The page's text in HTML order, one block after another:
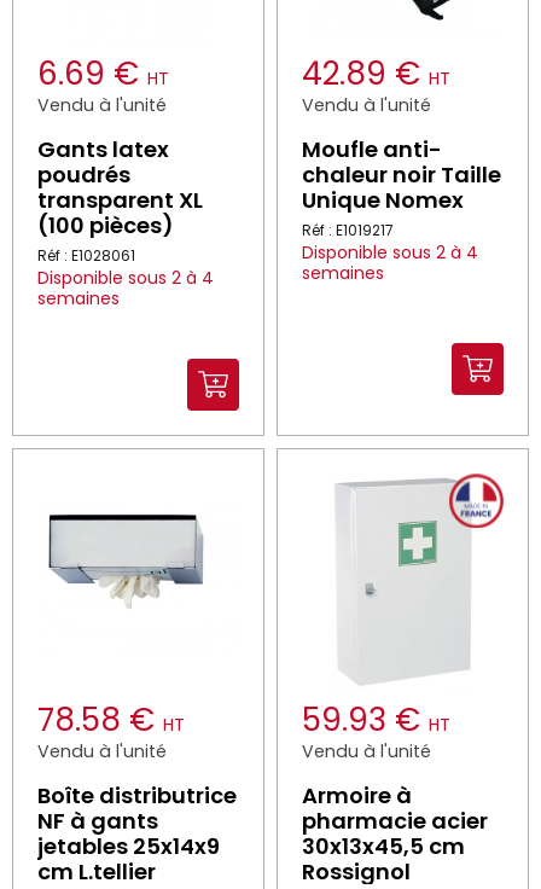
6.69 € HT
Vendu à l'unité
Gants latex
poudrés
transparent XL
(100 pièces)
Réf : E1028061
Disponible sous 2 à 4
semaines
42.89 € HT
Vendu à l'unité
Moufle anti-
chaleur noir Taille
Unique Nomex
Réf : E1019217
Disponible sous 2 à 4
semaines
78.58 € HT
Vendu à l'unité
Boîte distributrice
NF à gants
jetables 25x14x9
cm L.tellier
59.93 € HT
Vendu à l'unité
Armoire à
pharmacie acier
30x13x45,5 cm
Rossignol